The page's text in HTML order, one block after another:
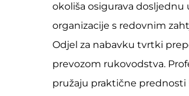
okoliša osigurava
organizacije s redovnim
Odjel za nabavku tvrtki
prevozom rukovodstva.
pružaju praktične prednosti